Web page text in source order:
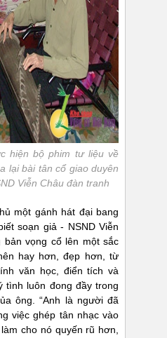
hiện bộ phim tư liệu về
lại bài tân cổ giao duyên
Viễn Châu đàn tranh
một gánh hát đại bang
soạn giả - NSND Viễn
vọng cổ lên một sắc
hay hơn, đẹp hơn, từ
văn học, điển tích và
tình luôn đong đầy trong
ông. “Anh là người đã
việc ghép tân nhạc vào
cho nó quyến rũ hơn,